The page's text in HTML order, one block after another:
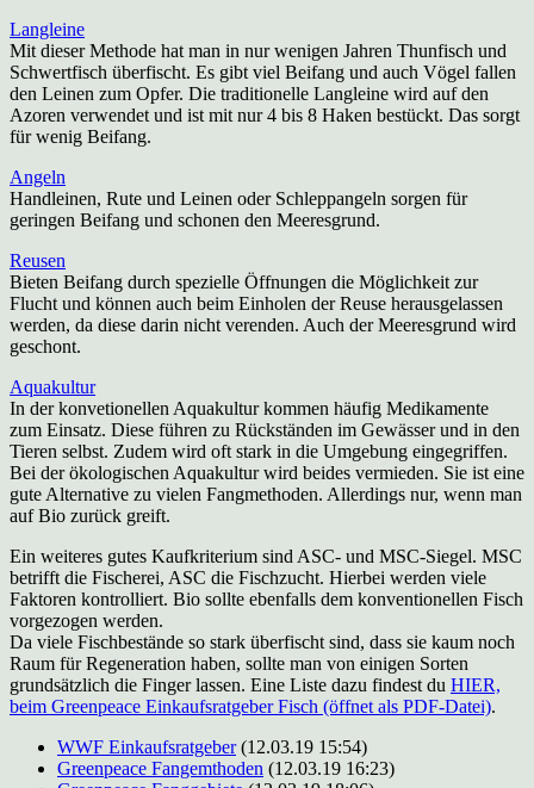
Langleine
Mit dieser Methode hat man in nur wenigen Jahren Thunfisch und
Schwertfisch überfischt. Es gibt viel Beifang und auch Vögel fallen
den Leinen zum Opfer. Die traditionelle Langleine wird auf den
Azoren verwendet und ist mit nur 4 bis 8 Haken bestückt. Das sorgt
für wenig Beifang.
Angeln
Handleinen, Rute und Leinen oder Schleppangeln sorgen für
geringen Beifang und schonen den Meeresgrund.
Reusen
Bieten Beifang durch spezielle Öffnungen die Möglichkeit zur
Flucht und können auch beim Einholen der Reuse herausgelassen
werden, da diese darin nicht verenden. Auch der Meeresgrund wird
geschont.
Aquakultur
In der konvetionellen Aquakultur kommen häufig Medikamente
zum Einsatz. Diese führen zu Rückständen im Gewässer und in den
Tieren selbst. Zudem wird oft stark in die Umgebung eingegriffen.
Bei der ökologischen Aquakultur wird beides vermieden. Sie ist eine
gute Alternative zu vielen Fangmethoden. Allerdings nur, wenn man
auf Bio zurück greift.
Ein weiteres gutes Kaufkriterium sind ASC- und MSC-Siegel. MSC
betrifft die Fischerei, ASC die Fischzucht. Hierbei werden viele
Faktoren kontrolliert. Bio sollte ebenfalls dem konventionellen Fisch
vorgezogen werden.
Da viele Fischbestände so stark überfischt sind, dass sie kaum noch
Raum für Regeneration haben, sollte man von einigen Sorten
grundsätzlich die Finger lassen. Eine Liste dazu findest du HIER,
beim Greenpeace Einkaufsratgeber Fisch (öffnet als PDF-Datei).
WWF Einkaufsratgeber(12.03.19 15:54)
Greenpeace Fangemthoden (12.03.19 16:23)